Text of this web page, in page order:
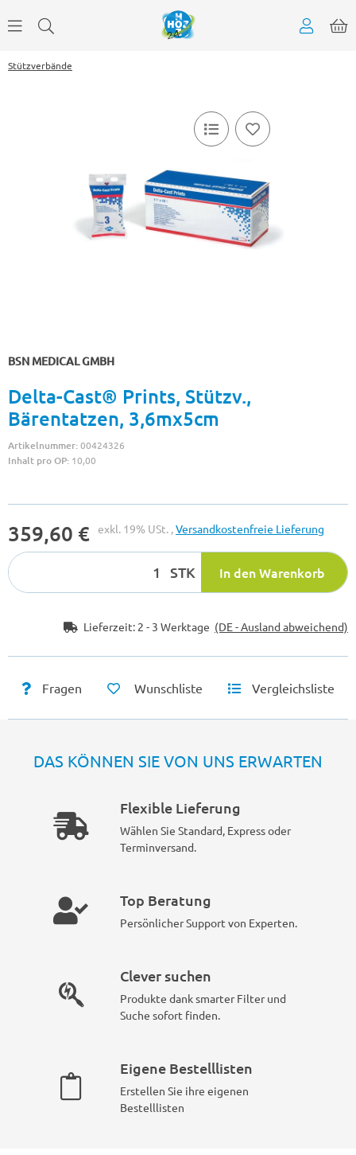
Stützverbände
BSN MEDICAL GMBH
Delta-Cast® Prints, Stützv.,
Bärentatzen, 3,6mx5cm
Artikelnummer:00424326
Inhalt pro OP: 10,00
359,60 € exkl. 19% USt. ,Versandkostenfreie Lieferung
STK In den Warenkorb
Lieferzeit: 2 - 3 Werktage (DE - Ausland abweichend)
Fragen Wunschliste Vergleichsliste
DAS KÖNNEN SIE VON UNS ERWARTEN
Flexible Lieferung
Wählen Sie Standard, Express oder
Terminversand.
Top Beratung
Persönlicher Support von Experten.
Clever suchen
Produkte dank smarter Filter und
Suche sofort finden.
Eigene Bestelllisten
Erstellen Sie ihre eigenen
Bestelllisten